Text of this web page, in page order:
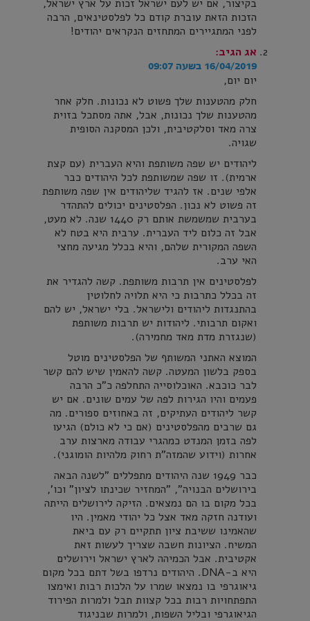
בקיצור, אם יש לעם ישראל זכות על ארץ ישראל,
הזכות הזאת עוברת קודם כל לפלסטינאים, הרבה
לפני המתגיירים המתחזים הנקראים יהודים!
אג הגיב:
16/04/2019 בשעה 09:07
יום יום,
חלק מהטענות שלך פשוט לא נכונות. חלק אחר
מהטענות שלך נכונות, אבל, אתה מסתכל בזוית
צרה מאד וסלקטיבית, ולכן המסקנה הסופית
שגויה.
ליהודים יש שפה משותפת והיא העברית (עם קצת
ארמית). זו שפה שמשותפת לכל היהודים כבר
אלפי שנים. אז להגיד שליהודים אין שפה משותפת
זה פשוט לא נכון. הפלסטינים יכולים להתהדר
בערבית שמשמשת אותם רק 1440 שנה. לא מעט,
אבל זה כלום ליד העברית. ערבית היא בטח לא
השפה המקורית שלהם, והיא בכלל מגיעה מחצי
האי ערב.
לפלסטינים אין תרבות משותפת. קשה להגדיר את
זה בכלל כתרבות כי היא תלויה לחלוטין
בהתנגדות ליהודים ולישראל. בלי ישראל, יש להם
ואקום תרבותי. ליהודות יש תרבות משותפת
(שנגזרת מדת מאד מחמירה).
המוצא האתני המשותף של הפלסטינים מוטל
בספק בלשון המעטה. קשה להאמין שיש להם קשר
לבר כוכבא. האוכלוסייה התחלפה כ"כ הרבה
פעמים והיו הגירות לפה של עמים שונים. אם יש
קשר ליהודים העתיקים, זה באחוזים ספורים. מה
גם שרבים מהפלסטינים (אם כי לא כולם) הגיעו
לפה בזמן המנדט כמהגרי עבודה מארצות ערב
אחרות (וידוע שהמזה"ת רחוק מלהיות הומוגני).
כבר 1949 שנה היהודים מתפללים "לשנה הבאה
בירושלים הבנויה", "המחזיר שכינתו לציון" וכו',
בכל מקום בו הם נמצאים. הזיקה לירושלים הייתה
ועודנה חזקה מאד אצל כל יהודי מאמין. היו
שהאמינו ששיבת ציון תתקיים רק עם ביאת
המשיח. הציונות חשבה שצריך לעשות זאת
אקטיבית. אבל הכמיהה לארץ ישראל וירושלים
היא ב-DNA. היהודים נרדפו בשל דתם בכל מקום
גיאוגרפי בו נמצאו שמרו על הלכות רבות ואימצו
התפתחויות רבות בכל קצוות תבל ולמרות הפירוד
הגיאוגרפי ובליל השפות, ולמרות שבניגוד